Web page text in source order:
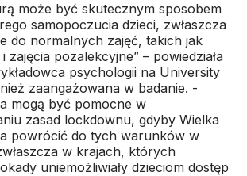
może być skutecznym sposobem
samopoczucia dzieci, zwłaszcza
do normalnych zajęć, takich jak
zajęcia pozalekcyjne” – powiedziała
psychologii na University
zaangażowana w badanie. -
mogą być pomocne w
zasad lockdownu, gdyby Wielka
powrócić do tych warunków w
w krajach, których
uniemożliwiały dzieciom dostęp